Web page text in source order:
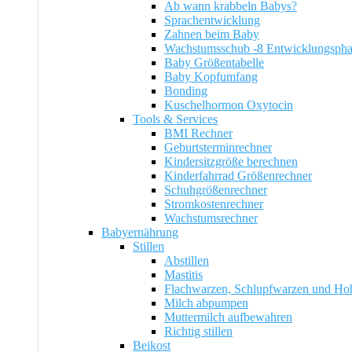
Ab wann krabbeln Babys?
Sprachentwicklung
Zahnen beim Baby
Wachstumsschub -8
Baby Größentabelle
Baby Kopfumfang
Bonding
Kuschelhormon Oxytocin
Tools & Services
BMI Rechner
Geburtsterminrechner
Kindersitzgröße berechnen
Kinderfahrrad Größenrechner
Schuhgrößenrechner
Stromkostenrechner
Wachstumsrechner
Babyernährung
Stillen
Abstillen
Mastitis
Flachwarzen, Schlupfwarzen und
Milch abpumpen
Muttermilch aufbewahren
Richtig stillen
Beikost